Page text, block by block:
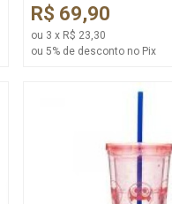
R$ 69,90
ou 3 x R$ 23,30
ou 5% de desconto no Pix